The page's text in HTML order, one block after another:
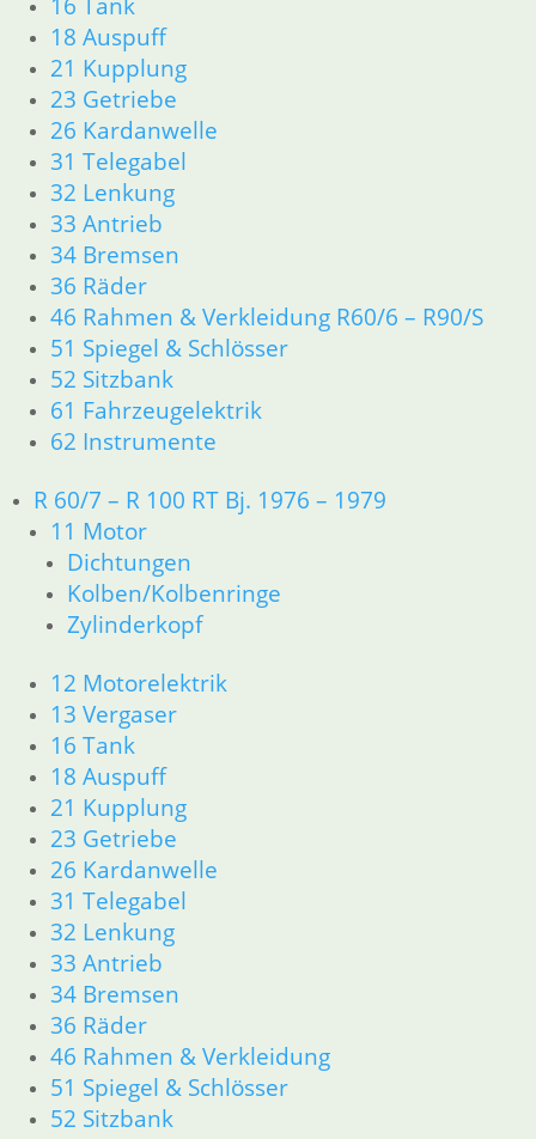
18 Auspuff
21 Kupplung
23 Getriebe
26 Kardanwelle
31 Telegabel
32 Lenkung
33 Antrieb
34 Bremsen
36 Räder
46 Rahmen & Verkleidung R60/6 – R90/S
51 Spiegel & Schlösser
52 Sitzbank
61 Fahrzeugelektrik
62 Instrumente
R 60/7 – R 100 RT Bj. 1976 – 1979
11 Motor
Dichtungen
Kolben/Kolbenringe
Zylinderkopf
12 Motorelektrik
13 Vergaser
16 Tank
18 Auspuff
21 Kupplung
23 Getriebe
26 Kardanwelle
31 Telegabel
32 Lenkung
33 Antrieb
34 Bremsen
36 Räder
46 Rahmen & Verkleidung
51 Spiegel & Schlösser
52 Sitzbank